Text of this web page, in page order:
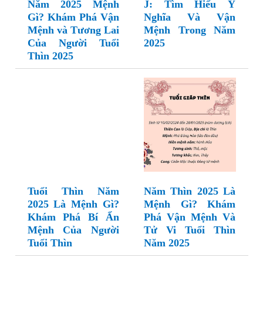
Năm 2025 Mệnh
Gì? Khám Phá Vận
Mệnh và Tương Lai
Của Người Tuổi
Thìn 2025
J: Tìm Hiểu Ý
Nghĩa Và Vận
Mệnh Trong Năm
2025
Tuổi Thìn Năm
2025 Là Mệnh Gì?
Khám Phá Bí Ẩn
Mệnh Của Người
Tuổi Thìn
Năm Thìn 2025 Là
Mệnh Gì? Khám
Phá Vận Mệnh Và
Tử Vi Tuổi Thìn
Năm 2025